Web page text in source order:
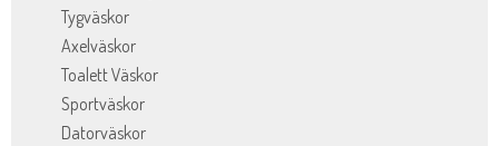
Tygväskor
Axelväskor
Toalett Väskor
Sportväskor
Datorväskor